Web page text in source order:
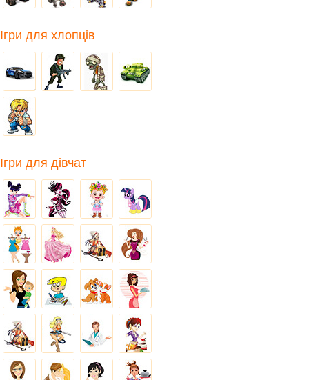
Ігри для хлопців
Ігри для дівчат